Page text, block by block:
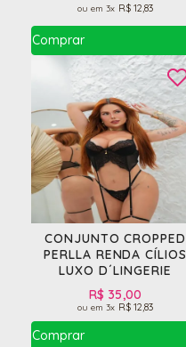
3x R$ 12,83
CONJUNTO CROPPED
PERLLA RENDA CÍLIOS
LUXO D´LINGERIE
R$ 35,00
3x R$ 12,83